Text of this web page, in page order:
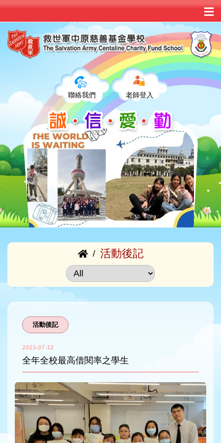
聯絡我們 老師登入
/ 活動後記
活動後記
2023-07-12
全年全校最高借閱率之學生